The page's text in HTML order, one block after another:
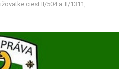
ciest II/504 a III/1311,...